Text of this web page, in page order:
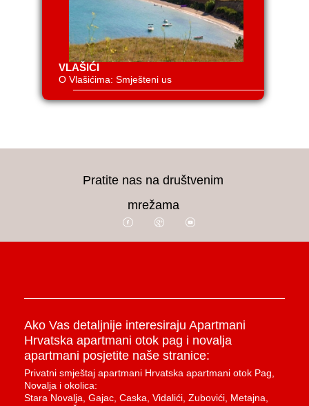
VLAŠIĆI
O Vlašićima: Smješteni us
Pratite nas na društvenim
mrežama
Ako Vas detaljnije interesiraju Apartmani
Hrvatska apartmani otok pag i novalja
apartmani posjetite naše stranice:
Privatni smještaj apartmani Hrvatska apartmani otok Pag,
Novalja i okolica:
Stara Novalja, Gajac, Caska, Vidalići, Zubovići, Metajna,